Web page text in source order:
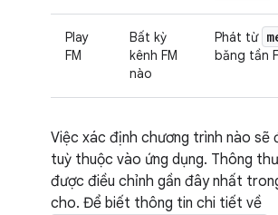
Play
FM
Bất kỳ
kênh FM
nào
Phát từ
băng tần
Việc xác định chương trình nào sẽ
tuỳ thuộc vào ứng dụng. Thông
được điều chỉnh gần đây nhất
cho. Để biết thông tin chi tiết về